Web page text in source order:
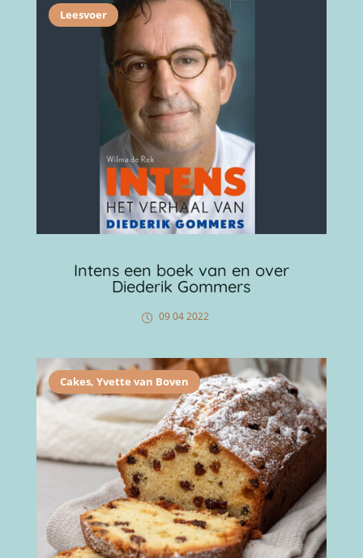
Leesvoer
Intens een boek van en over
Diederik Gommers
09 04 2022
Cakes, Yvette van Boven